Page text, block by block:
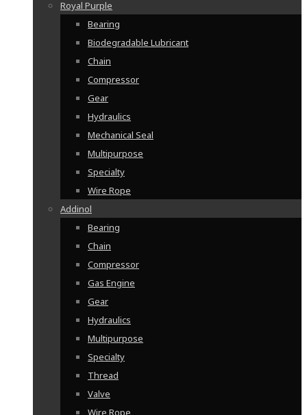
Royal Purple
Bearing
Biodegradable Lubricant
Chain
Compressor
Gear
Hydraulics
Mechanical Seal
Multipurpose
Specialty
Wire Rope
Addinol
Bearing
Chain
Compressor
Gas Engine
Gear
Hydraulics
Multipurpose
Specialty
Thread
Valve
Wire Rope